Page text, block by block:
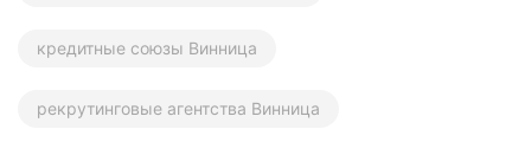
кредитные союзы Винница
рекрутинговые агентства Винница